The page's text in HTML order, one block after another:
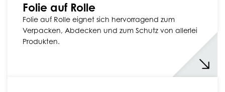
Folie auf Rolle
Folie auf Rolle eignet sich hervorragend zum
Verpacken, Abdecken und zum Schutz von allerlei
Produkten.